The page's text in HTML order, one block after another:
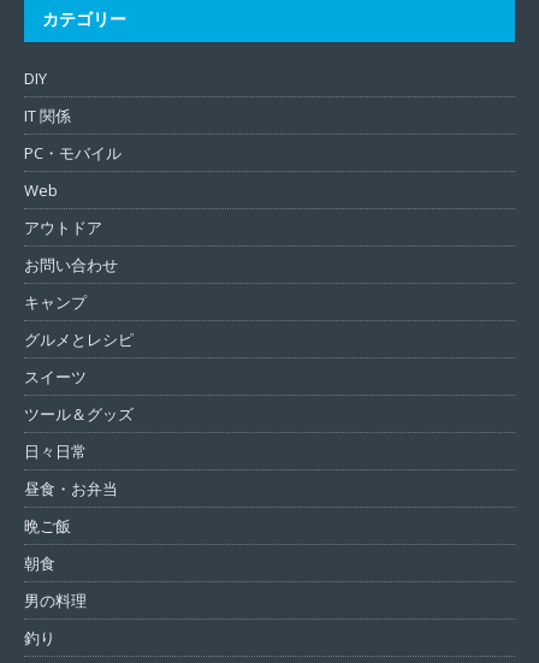
カテゴリー
DIY
IT 関係
PC・モバイル
Web
アウトドア
お問い合わせ
キャンプ
グルメとレシピ
スイーツ
ツール＆グッズ
日々日常
昼食・お弁当
晩ご飯
朝食
男の料理
釣り